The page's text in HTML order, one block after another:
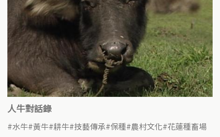
人牛對話錄
水牛 黃牛 耕牛 技藝傳承 保種 農村文化 花蓮種畜場